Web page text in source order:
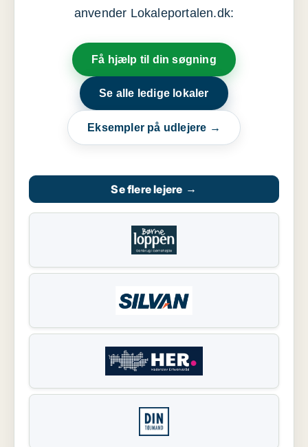
anvender Lokaleportalen.dk:
Få hjælp til din søgning
Se alle ledige lokaler
Eksempler på udlejere →
Se flere lejere →